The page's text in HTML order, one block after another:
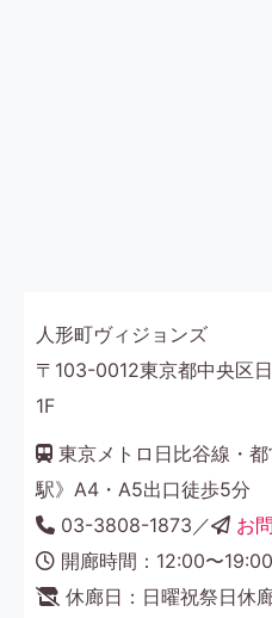
人形町ヴィジョンズ
〒103-0012東京都中央区
1F
東京メトロ日比谷線・
駅》A4・A5出口徒歩5分
03-3808-1873／
お
開廊時間：12:00〜19:00
休廊日：日曜祝祭日休